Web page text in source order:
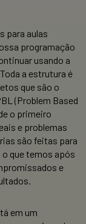
para aulas
programação
usando a
a estrutura é
que são o
(Problem Based
o primeiro
e problemas
são feitas para
que temos após
e
em um